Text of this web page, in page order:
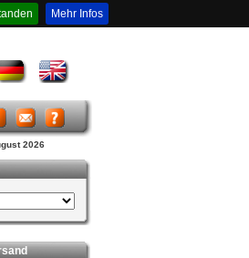
Mehr Infos
2026